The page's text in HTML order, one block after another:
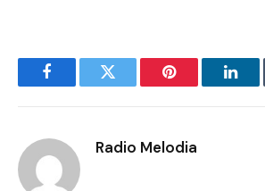
FacebookTwitter Pinterest
Radio Melodia